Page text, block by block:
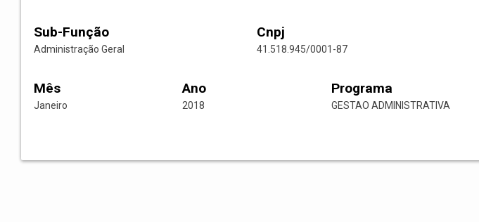
Sub-Função
Administração Geral
Cnpj
41.518.945/0001-87
Mês
Janeiro
Ano
2018
Programa
GESTAO ADMINISTRATIVA